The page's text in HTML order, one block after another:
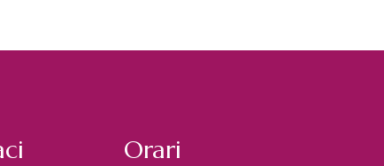
Orari